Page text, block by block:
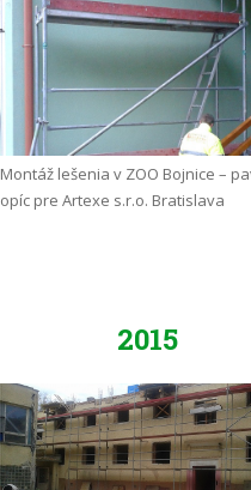
Montáž lešenia v ZOO Bojnice –
opíc pre Artexe s.r.o. Bratislava
2015